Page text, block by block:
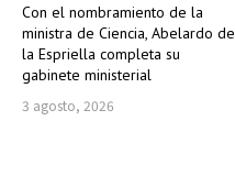
Con el nombramiento de la
ministra de Ciencia, Abelardo de
la Espriella completa su
gabinete ministerial
3 agosto, 2026